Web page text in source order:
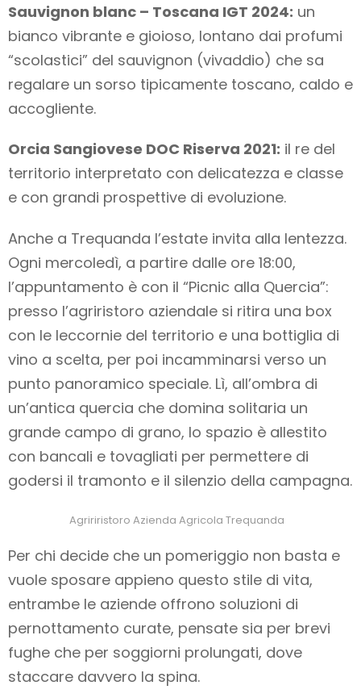
Sauvignon blanc – Toscana IGT 2024: un
bianco vibrante e gioioso, lontano dai profumi
“scolastici” del sauvignon (vivaddio) che sa
regalare un sorso tipicamente toscano, caldo e
accogliente.
Orcia Sangiovese DOC Riserva 2021: il re del
territorio interpretato con delicatezza e classe
e con grandi prospettive di evoluzione.
Anche a Trequanda l’estate invita alla lentezza.
Ogni mercoledì, a partire dalle ore 18:00,
l’appuntamento è con il “Picnic alla Quercia”:
presso l’agriristoro aziendale si ritira una box
con le leccornie del territorio e una bottiglia di
vino a scelta, per poi incamminarsi verso un
punto panoramico speciale. Lì, all’ombra di
un’antica quercia che domina solitaria un
grande campo di grano, lo spazio è allestito
con bancali e tovagliati per permettere di
godersi il tramonto e il silenzio della campagna.
Agririristoro Azienda Agricola Trequanda
Per chi decide che un pomeriggio non basta e
vuole sposare appieno questo stile di vita,
entrambe le aziende offrono soluzioni di
pernottamento curate, pensate sia per brevi
fughe che per soggiorni prolungati, dove
staccare davvero la spina.